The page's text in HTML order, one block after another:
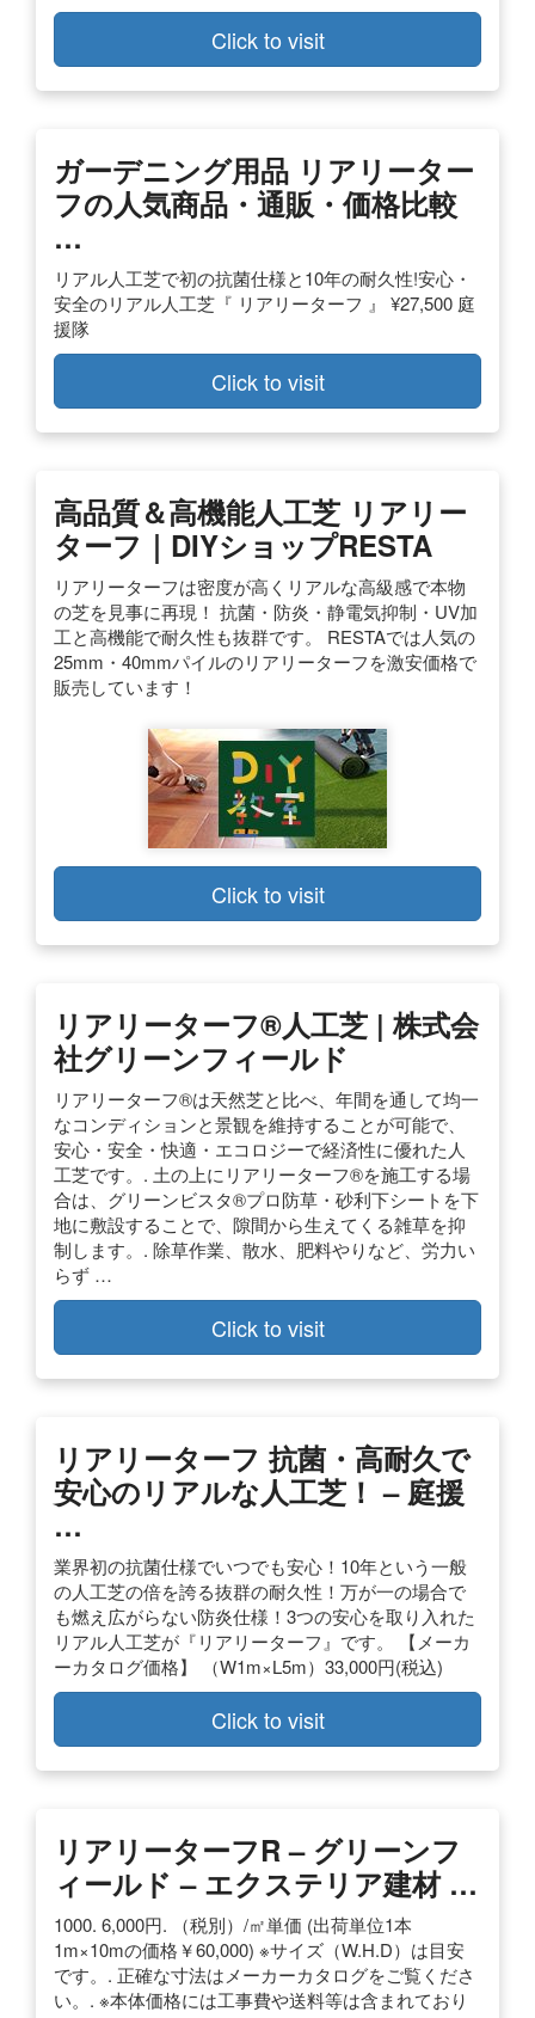
Click to visit
ガーデニング用品 リアリーター
フの人気商品・通販・価格比較
…
リアル人工芝で初の抗菌仕様と10年の耐久性!安心・
安全のリアル人工芝『 リアリーターフ 』 ¥27,500 庭
援隊
Click to visit
高品質＆高機能人工芝 リアリー
ターフ｜DIYショップRESTA
リアリーターフは密度が高くリアルな高級感で本物
の芝を見事に再現！ 抗菌・防炎・静電気抑制・UV加
工と高機能で耐久性も抜群です。 RESTAでは人気の
25mm・40mmパイルのリアリーターフを激安価格で
販売しています！
Click to visit
リアリーターフ®人工芝 | 株式会
社グリーンフィールド
リアリーターフ®は天然芝と比べ、年間を通して均一
なコンディションと景観を維持することが可能で、
安心・安全・快適・エコロジーで経済性に優れた人
工芝です。. 土の上にリアリーターフ®を施工する場
合は、グリーンビスタ®プロ防草・砂利下シートを下
地に敷設することで、隙間から生えてくる雑草を抑
制します。. 除草作業、散水、肥料やりなど、労力い
らず …
Click to visit
リアリーターフ 抗菌・高耐久で
安心のリアルな人工芝！ – 庭援
…
業界初の抗菌仕様でいつでも安心！10年という一般
の人工芝の倍を誇る抜群の耐久性！万が一の場合で
も燃え広がらない防炎仕様！3つの安心を取り入れた
リアル人工芝が『リアリーターフ』です。 【メーカ
ーカタログ価格】 （W1m×L5m）33,000円(税込)
Click to visit
リアリーターフR – グリーンフ
ィールド – エクステリア建材 …
1000. 6,000円. （税別）/㎡単価 (出荷単位1本
1m×10mの価格￥60,000) ※サイズ（W.H.D）は目安
です。. 正確な寸法はメーカーカタログをご覧くださ
い。. ※本体価格には工事費や送料等は含まれており